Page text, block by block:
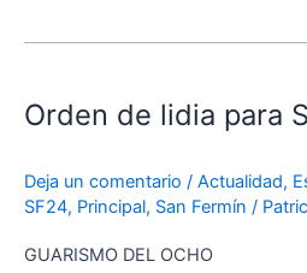
Orden de lidia para
Deja un comentario / Actualidad,
SF24, Principal, San Fermín /
GUARISMO DEL OCHO
lidia
San
Fermín